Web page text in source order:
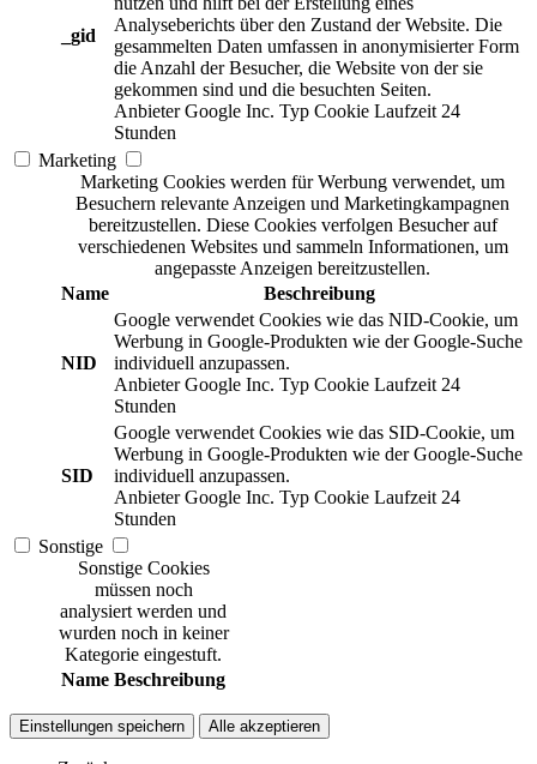
_gid
Analyseberichts über den Zustand der Website. Die
gesammelten Daten umfassen in anonymisierter Form
die Anzahl der Besucher, die Website von der sie
gekommen sind und die besuchten Seiten.
Anbieter Google Inc. Typ Cookie Laufzeit 24
Stunden
Marketing
Marketing Cookies werden für Werbung verwendet, um
Besuchern relevante Anzeigen und Marketingkampagnen
bereitzustellen. Diese Cookies verfolgen Besucher auf
verschiedenen Websites und sammeln Informationen, um
angepasste Anzeigen bereitzustellen.
Name
Beschreibung
NID
Google verwendet Cookies wie das NID-Cookie, um
Werbung in Google-Produkten wie der Google-Suche
individuell anzupassen.
Anbieter Google Inc. Typ Cookie Laufzeit 24
Stunden
SID
Google verwendet Cookies wie das SID-Cookie, um
Werbung in Google-Produkten wie der Google-Suche
individuell anzupassen.
Anbieter Google Inc. Typ Cookie Laufzeit 24
Stunden
Sonstige
Sonstige Cookies
müssen noch
analysiert werden und
wurden noch in keiner
Kategorie eingestuft.
Name Beschreibung
Einstellungen speichern Alle akzeptieren